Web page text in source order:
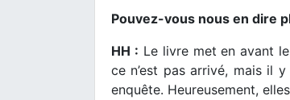
Pouvez-vous nous en dire
HH : Le livre met en avant
ce n’est pas arrivé, mais il
enquête. Heureusement,